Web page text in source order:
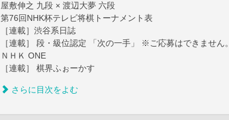
屋敷伸之 九段 × 渡辺大夢 六段
第76回NHK杯テレビ将棋トーナメント表
［連載］渋谷系日誌
［連載］ 段・級位認定 「次の一手」 ※ご応募はできません。
ＮＨＫ ONE
［連載］ 棋界ふぉーかす
さらに目次をよむ